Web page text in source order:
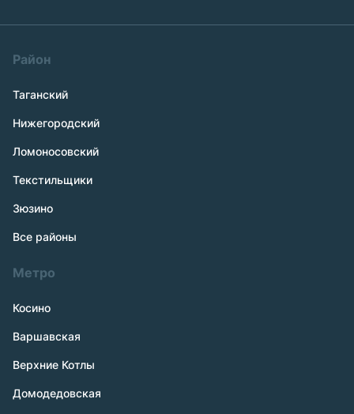
Район
Таганский
Нижегородский
Ломоносовский
Текстильщики
Зюзино
Все районы
Метро
Косино
Варшавская
Верхние Котлы
Домодедовская